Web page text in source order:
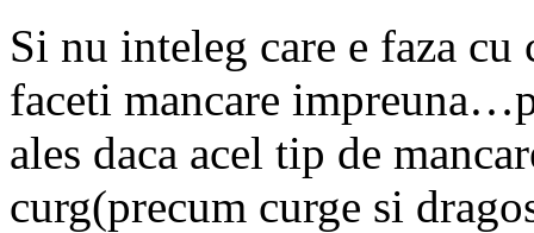
Si nu inteleg care e faza
faceti mancare
ales daca acel tip de
curg(precum curge si